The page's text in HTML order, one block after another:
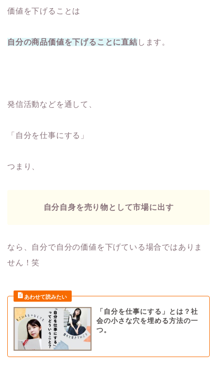
価値を下げることは
自分の商品価値を下げることに直結 します。
発信活動などを通して、
「自分を仕事にする」
つまり、
自分自身を売り物として市場に出す
なら、自分で自分の価値を下げている場合ではありま
せん！笑
「自分を仕事にする」とは？社
会の小さな穴を埋める方法の一
つ。